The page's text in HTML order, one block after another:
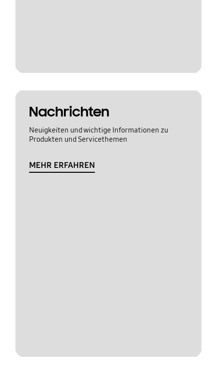
Nachrichten
Neuigkeiten und wichtige Informationen zu
Produkten und Servicethemen
MEHR ERFAHREN